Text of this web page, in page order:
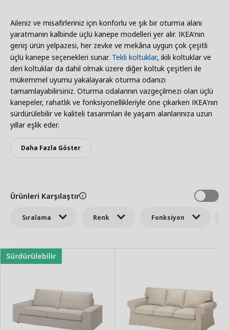
Aileniz ve misafirleriniz için konforlu ve şık bir oturma alanı
yaratmanın kalbinde üçlü kanepe modelleri yer alır. IKEA'nın
geniş ürün yelpazesi, her zevke ve mekâna uygun çok çeşitli
üçlü kanepe seçenekleri sunar. Tekli koltuklar, ikili koltuklar ve
deri koltuklar da dahil olmak üzere diğer koltuk çeşitleri ile
mükemmel uyumu yakalayarak oturma odanızı
tamamlayabilirsiniz. Oturma odalarının vazgeçilmezi olan üçlü
kanepeler, rahatlık ve fonksiyonellikleriyle öne çıkarken IKEA'nın
sürdürülebilir ve kaliteli tasarımları ile yaşam alanlarınıza uzun
yıllar eşlik eder.
Daha Fazla Göster
Sıralama Renk Fonksiyon
Ürünleri Karşılaştır